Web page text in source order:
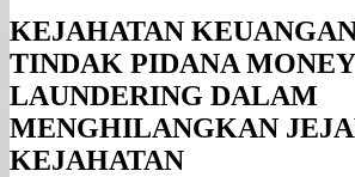
KEJAHATAN
TINDAK PIDANA MONEY
LAUNDERING DALAM
MENGHILANGKAN
KEJAHATAN